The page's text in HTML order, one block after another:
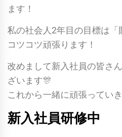
ます！
私の社会人2年目の目標は「
コツコツ頑張ります！
改めまして新入社員の皆さ
ざいます🎊
これから一緒に頑張ってい
新入社員研修中